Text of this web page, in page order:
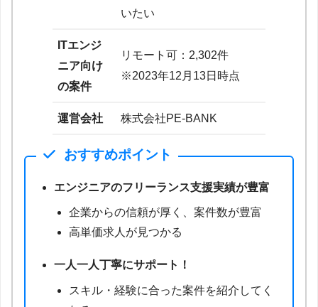
いたい
ITエンジ
ニア向け
の案件
リモート可：2,302件
※2023年12月13日時点
運営会社 株式会社PE-BANK
おすすめポイント
エンジニアのフリーランス支援実績が豊富
企業からの信頼が厚く、案件数が豊富
高単価求人が見つかる
一人一人丁寧にサポート！
スキル・経験に合った案件を紹介してく